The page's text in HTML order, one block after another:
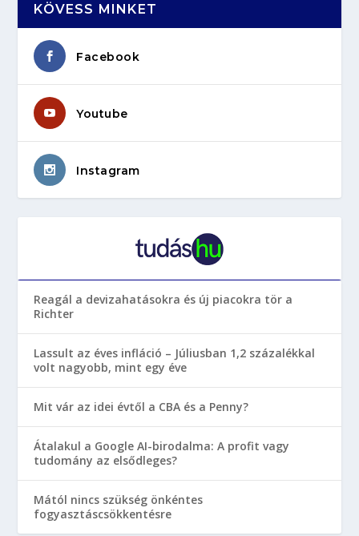
KÖVESS MINKET
Facebook
Youtube
Instagram
Reagál a devizahatásokra és új piacokra tör a
Richter
Lassult az éves infláció – Júliusban 1,2 százalékkal
volt nagyobb, mint egy éve
Mit vár az idei évtől a CBA és a Penny?
Átalakul a Google AI-birodalma: A profit vagy
tudomány az elsődleges?
Mától nincs szükség önkéntes
fogyasztáscsökkentésre